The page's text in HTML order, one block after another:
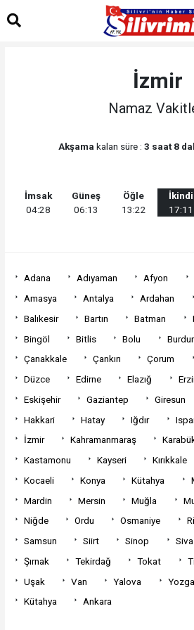
İzmir
Namaz
Akşama kalan süre : 3 saat 8
İmsak
04:28
Güneş
06:13
Öğle
13:22
İkindi
17:11
Adana Adıyaman Afyon
Amasya
Antalya Ardahan
Balıkesir
Bartın Batman
Bingöl
Bitlis Bolu Burdur
Çanakkale
Çankırı Çorum
Düzce
Edirne Elazığ
Eskişehir
Gaziantep Giresun
Hakkari
Hatay Iğdır
İzmir
Kahramanmaraş
Kastamonu
Kayseri Kırıkkale
Kocaeli
Konya Kütahya
Mardin
Mersin Muğla
Niğde
Ordu Osmaniye
Samsun
Siirt Sinop
Şırnak
Tekirdağ Tokat
Uşak
Van Yalova
Kütahya
Ankara